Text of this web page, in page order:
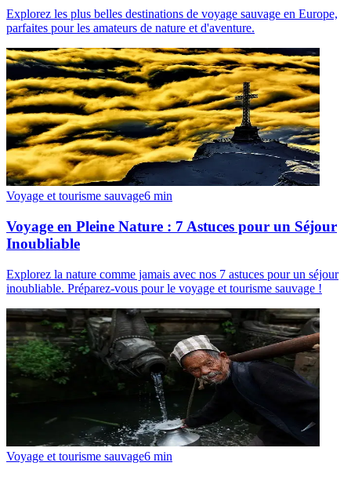
Explorez les plus belles destinations de voyage sauvage en Europe,
parfaites pour les amateurs de nature et d'aventure.
Voyage et tourisme sauvage6 min
Voyage en Pleine Nature : 7 Astuces pour un Séjour
Inoubliable
Explorez la nature comme jamais avec nos 7 astuces pour un séjour
inoubliable. Préparez-vous pour le voyage et tourisme sauvage !
Voyage et tourisme sauvage6 min